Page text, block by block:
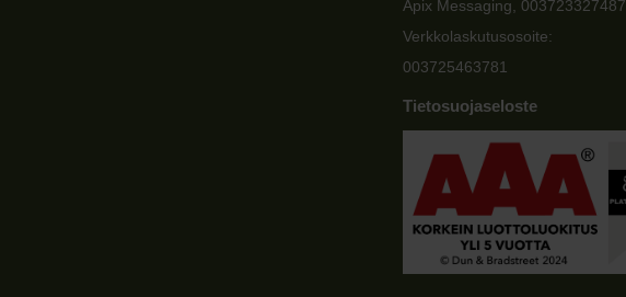
Apix Messaging, 003723327487
Verkkolaskutusosoite:
003725463781
Tietosuojaseloste